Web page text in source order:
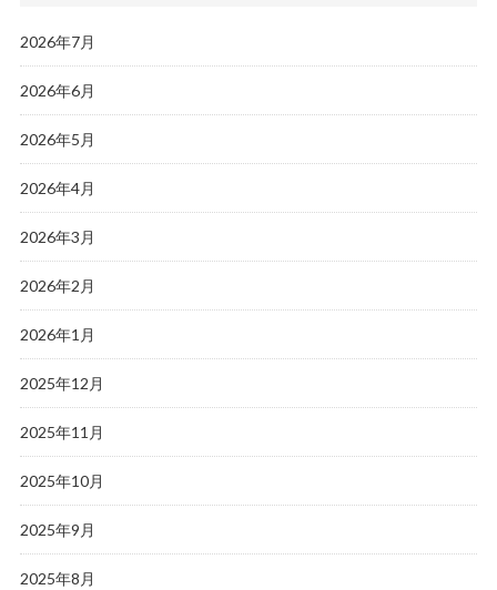
2026年7月
2026年6月
2026年5月
2026年4月
2026年3月
2026年2月
2026年1月
2025年12月
2025年11月
2025年10月
2025年9月
2025年8月